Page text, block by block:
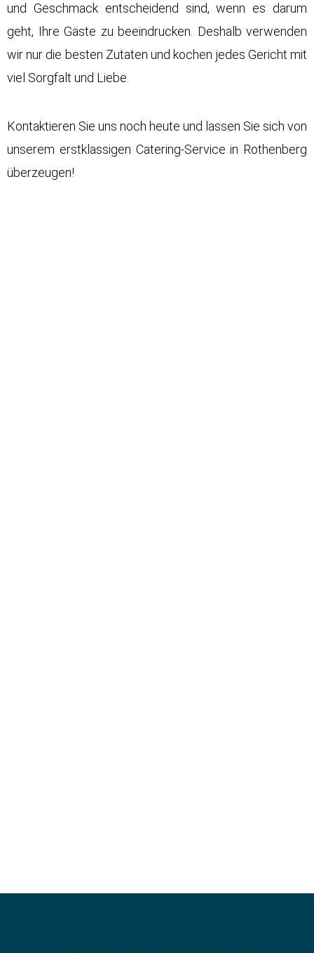
und Geschmack entscheidend sind, wenn es darum
geht, Ihre Gäste zu beeindrucken. Deshalb verwenden
wir nur die besten Zutaten und kochen jedes Gericht mit
viel Sorgfalt und Liebe.
Kontaktieren Sie uns noch heute und lassen Sie sich von
unserem erstklassigen Catering-Service in Rothenberg
überzeugen!